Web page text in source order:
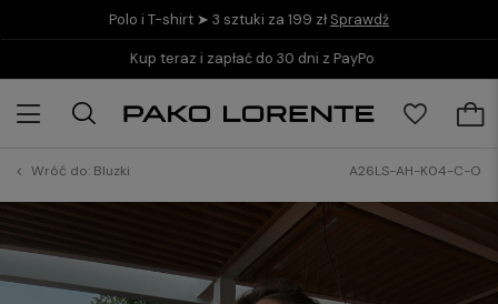
Polo i T-shirt ➤ 3 sztuki za 199 zł Sprawdź
Kup teraz i zapłać do 30 dni z PayPo
Wróć do: Bluzki A26LS-AH-K04-C-O